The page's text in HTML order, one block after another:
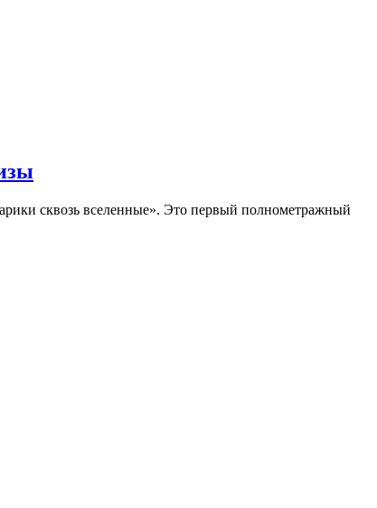
сквозь вселенные». Это первый полнометражный